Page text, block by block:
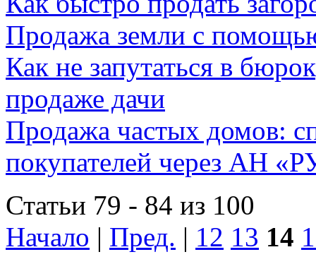
Продажа земли с
Как не запутаться в
продаже дачи
Продажа частых домов:
покупателей через АН
Статьи 79 - 84 из 100
Начало | Пред. | 12 13 14